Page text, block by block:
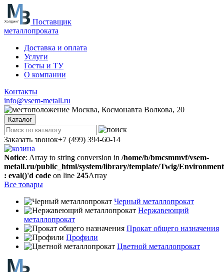
Поставщик
металлопроката
Доставка и оплата
Услуги
Госты и ТУ
О компании
Контакты
info@vsem-metall.ru
Москва, Космонавта Волкова, 20
Каталог
Заказать звонок+7 (499) 394-60-14
Notice: Array to string conversion in /home/b/bmcsmmvf/vsem-
metall.ru/public_html/system/library/template/Twig/
: eval()'d code on line 245Array
Все товары
Черный металлопрокат
Нержавеющий
металлопрокат
Прокат общего назначения
Профили
Цветной металлопрокат